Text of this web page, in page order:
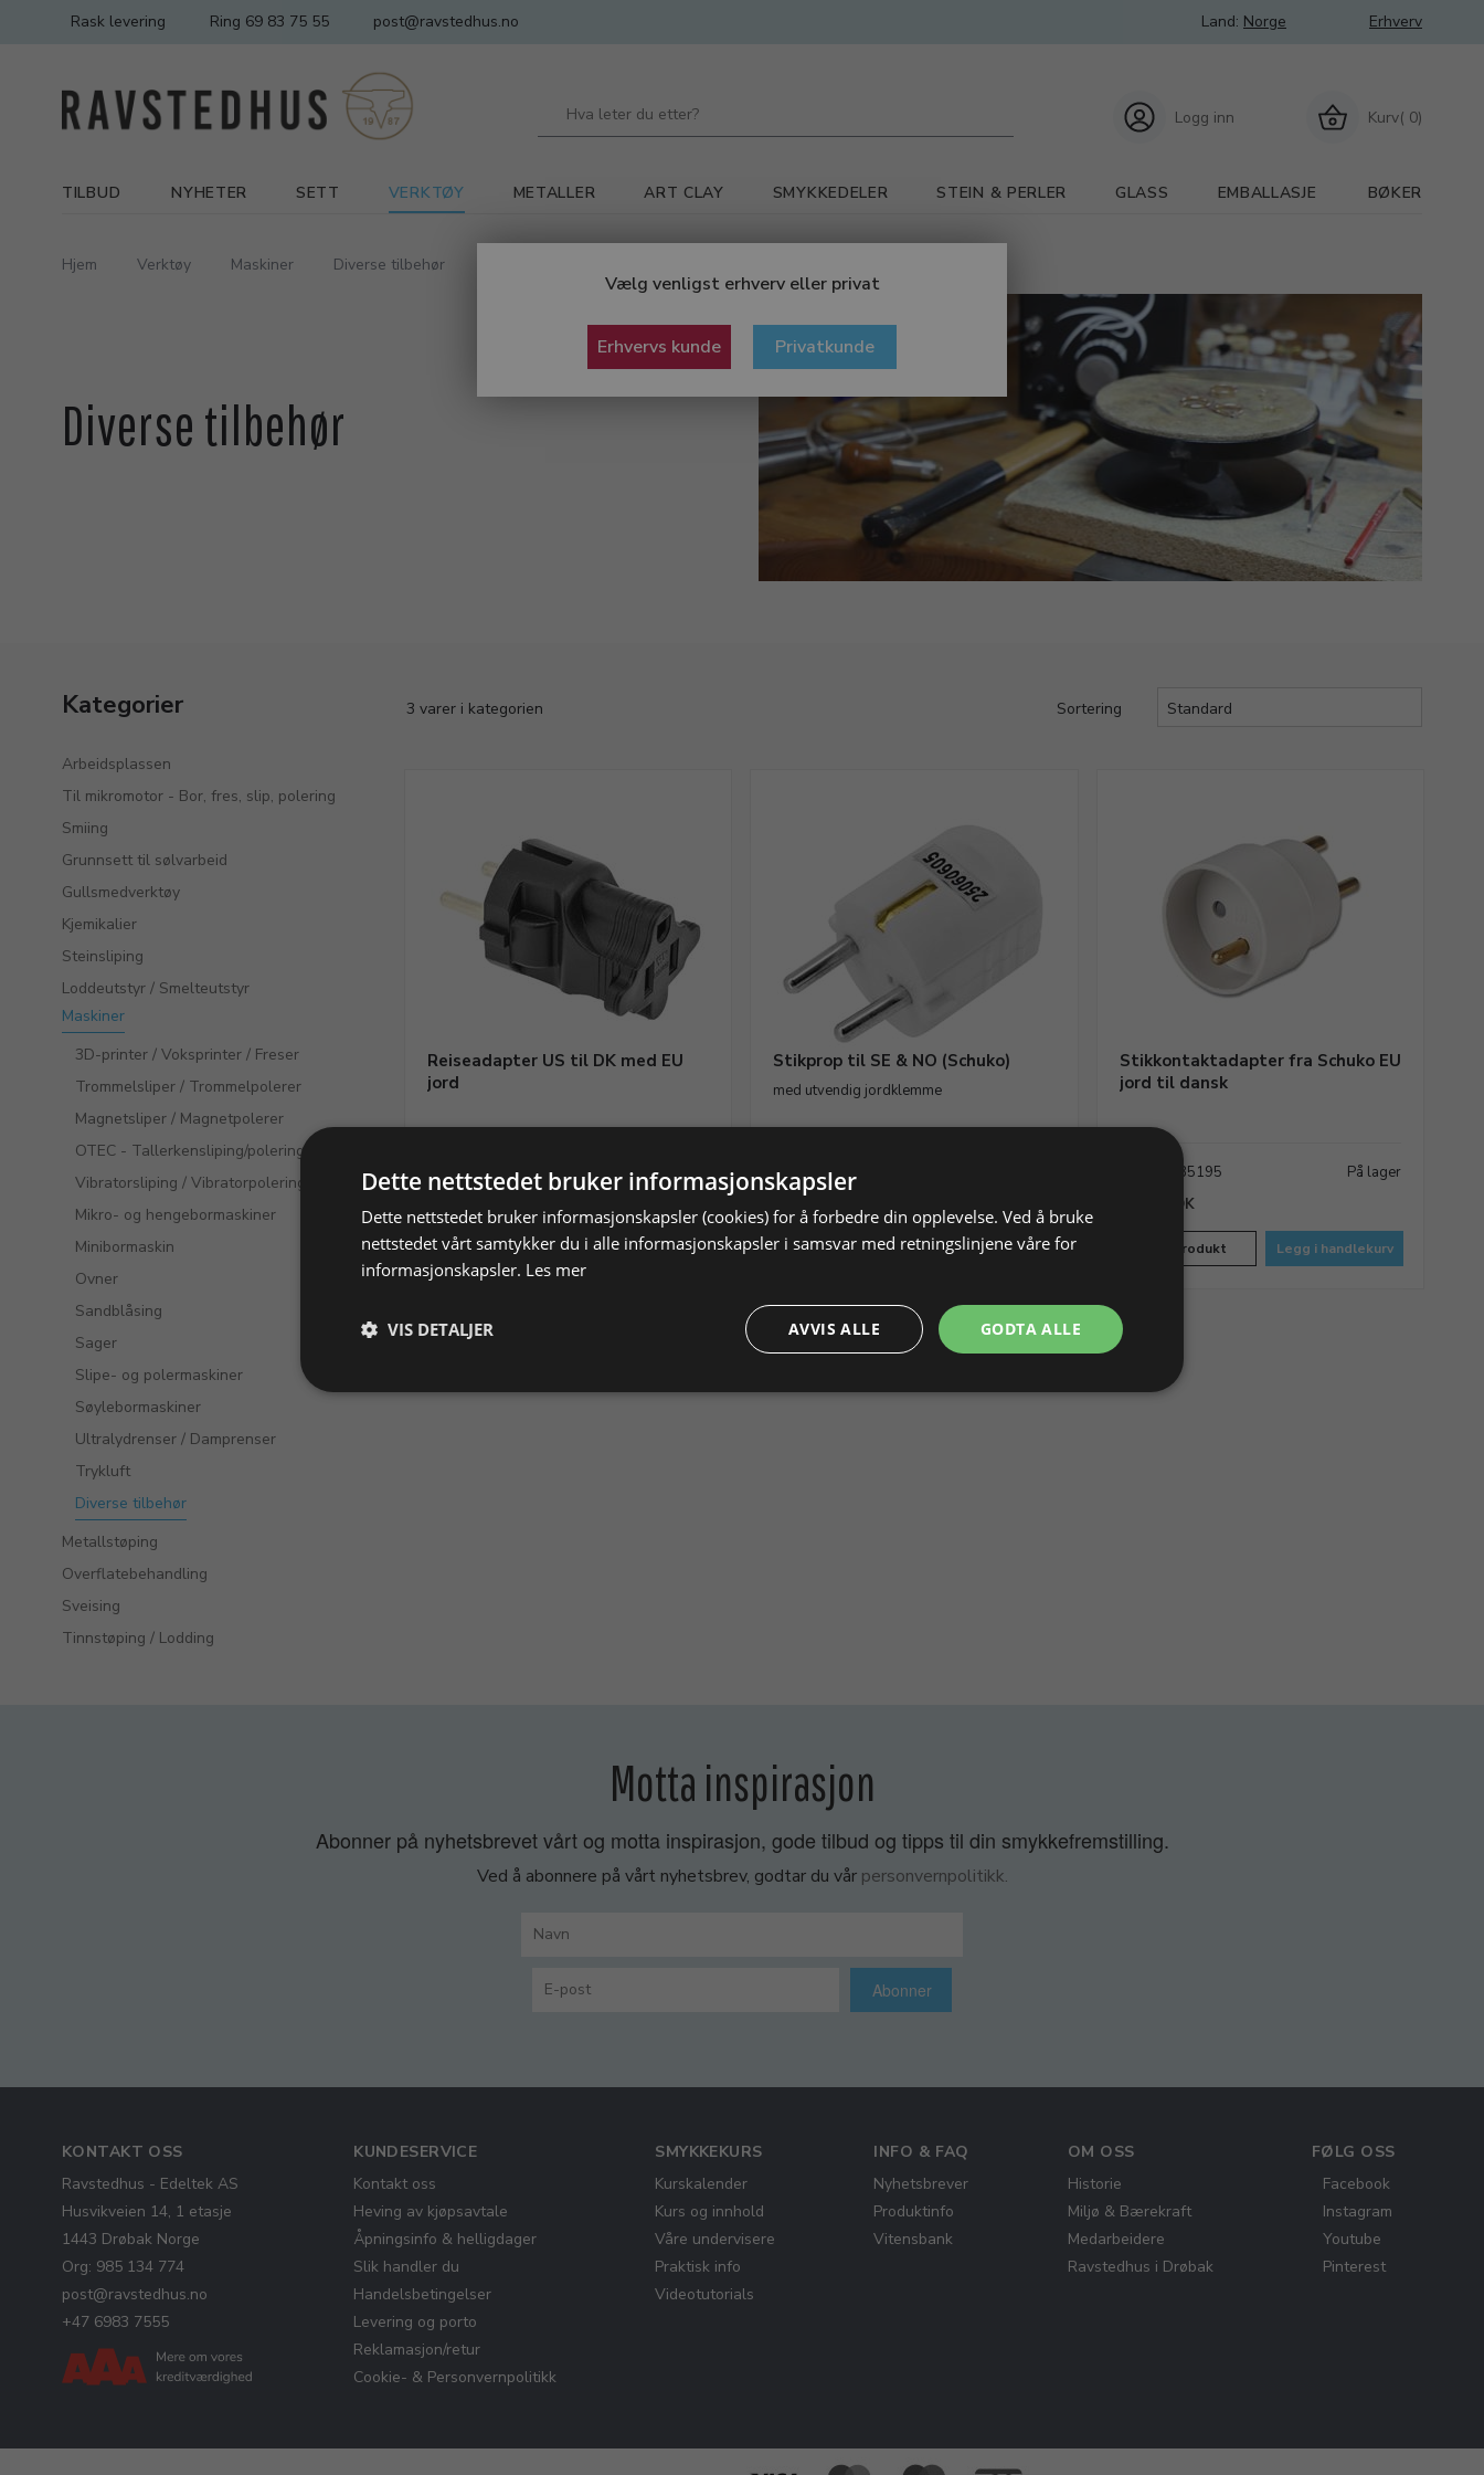
Vælg venligst erhverv eller privat
Erhvervs kunde Privatkunde
Rask levering Ring 69 83 75 55 post@ravstedhus.no Land: Norge Erhverv
Kurv( 0)
Logg inn
TILBUD NYHETER SETT VERKTØY METALLER ART CLAY SMYKKEDELER STEIN & PERLER GLASS EMBALLASJE BØKER
Hjem Verktøy Maskiner Diverse tilbehør
Diverse tilbehør
Kategorier
Arbeidsplassen
Til mikromotor - Bor, fres, slip, polering
Smiing
Grunnsett til sølvarbeid
Gullsmedverktøy
Kjemikalier
Steinsliping
Loddeutstyr / Smelteutstyr
Maskiner
3D-printer / Voksprinter / Freser
Trommelsliper / Trommelpolerer
Magnetsliper / Magnetpolerer
OTEC - Tallerkensliping/polering
Vibratorsliping / Vibratorpolering
Mikro- og hengebormaskiner
Minibormaskin
Ovner
Sandblåsing
Sager
Slipe- og polermaskiner
Søylebormaskiner
Ultralydrenser / Damprenser
Trykluft
Diverse tilbehør
Metallstøping
Overflatebehandling
Sveising
Tinnstøping / Lodding
3 varer i kategorien Sortering
Reiseadapter US til DK med EU
jord
Varenr. 285190 Ikke på lager
Vis produkt
Stikprop til SE & NO (Schuko)
med utvendig jordklemme
Varenr. 285191
Vis produkt Legg i handlekurv
Stikkontaktadapter fra Schuko EU
jord til dansk
Varenr. 285195
På lager
72,00 NOK
Vis produkt Legg i handlekurv
Du har sett 3 varer av 3
Motta inspirasjon
Abonner på nyhetsbrevet vårt og motta inspirasjon, gode tilbud og tipps til din smykkefremstilling.
Ved å abonnere på vårt nyhetsbrev, godtar du vår personvernpolitikk.
Abonner
KONTAKT OSS
Ravstedhus - Edeltek AS
Husvikveien 14, 1 etasje
1443 Drøbak Norge
Org: 985 134 774
post@ravstedhus.no
+47 6983 7555
KUNDESERVICE
Kontakt oss
Heving av kjøpsavtale
Åpningsinfo & helligdager
Slik handler du
Handelsbetingelser
Levering og porto
Reklamasjon/retur
Cookie- & Personvernpolitikk
SMYKKEKURS
Kurskalender
Kurs og innhold
Våre undervisere
Praktisk info
Videotutorials
INFO & FAQ
Nyhetsbrever
Produktinfo
Vitensbank
OM OSS
Historie
Miljø & Bærekraft
Medarbeidere
Ravstedhus i Drøbak
FØLG OSS
Facebook
Instagram
Youtube
Pinterest
Dette nettstedet bruker informasjonskapsler
Dette nettstedet bruker informasjonskapsler (cookies) for å forbedre din opplevelse. Ved å bruke
nettstedet vårt samtykker du i alle informasjonskapsler i samsvar med retningslinjene våre for
informasjonskapsler. Les mer
GODTA ALLE
AVVIS ALLE
VIS DETALJER